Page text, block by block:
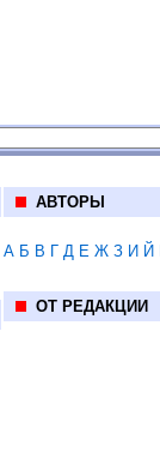
АВТОРЫ
А Б В Г Д Е Ж З И Й
ОТ РЕДАКЦИИ